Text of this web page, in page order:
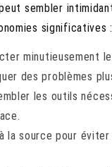
sembler
significatives :
minutieusement
des problèmes
les outils
la source pour